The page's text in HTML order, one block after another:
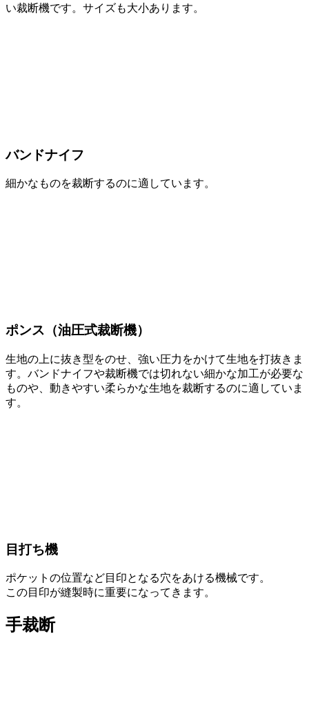
い裁断機です。サイズも大小あります。
バンドナイフ
細かなものを裁断するのに適しています。
ポンス（油圧式裁断機）
生地の上に抜き型をのせ、強い圧力をかけて生地を打抜きま
す。バンドナイフや裁断機では切れない細かな加工が必要な
ものや、動きやすい柔らかな生地を裁断するのに適していま
す。
目打ち機
ポケットの位置など目印となる穴をあける機械です。
この目印が縫製時に重要になってきます。
手裁断